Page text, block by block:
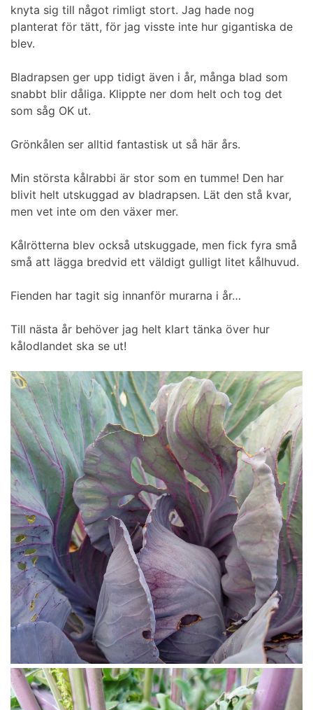
knyta sig till något rimligt stort. Jag hade nog
planterat för tätt, för jag visste inte hur gigantiska de
blev.
Bladrapsen ger upp tidigt även i år, många blad som
snabbt blir dåliga. Klippte ner dom helt och tog det
som såg OK ut.
Grönkålen ser alltid fantastisk ut så här års.
Min största kålrabbi är stor som en tumme! Den har
blivit helt utskuggad av bladrapsen. Lät den stå kvar,
men vet inte om den växer mer.
Kålrötterna blev också utskuggade, men fick fyra små
små att lägga bredvid ett väldigt gulligt litet kålhuvud.
Fienden har tagit sig innanför murarna i år…
Till nästa år behöver jag helt klart tänka över hur
kålodlandet ska se ut!